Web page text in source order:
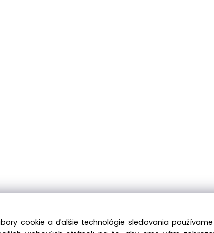
cookie a ďalšie technológie sledovania